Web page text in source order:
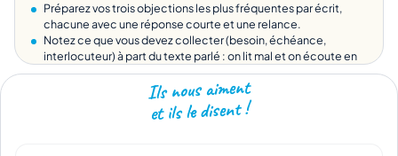
Préparez vos trois objections les plus fréquentes par écrit,
chacune avec une réponse courte et une relance.
Notez ce que vous devez collecter (besoin, échéance,
interlocuteur) à part du texte parlé : on lit mal et on écoute en
même temps.
Ils nous aiment
et ils le disent !